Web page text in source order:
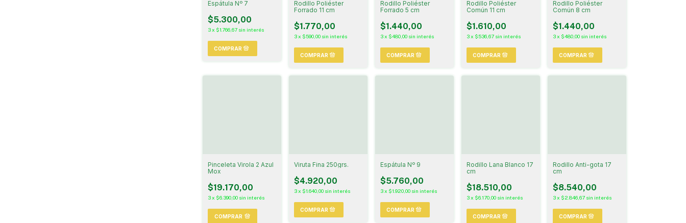
Espátula Nº 7
$5.300,00
3x $1.766,67 sin interés
Rodillo Poliéster
Forrado 11 cm
$1.770,00
3x $590,00 sin interés
Rodillo Poliéster
Forrado 5 cm
$1.440,00
3x $480,00 sin interés
Rodillo Poliéster
Común 11 cm
$1.610,00
3x $536,67 sin interés
Rodillo Poliéster
Común 8 cm
$1.440,00
3x $480,00 sin interés
Pinceleta Virola 2 Azul
Mox
$19.170,00
3x $6.390,00 sin interés
COMPRAR
Viruta Fina 250grs.
$4.920,00
3x $1.640,00 sin interés
Espátula Nº 9
$5.760,00
3x $1.920,00 sin interés
Rodillo Lana Blanco 17
cm
$18.510,00
3x $6.170,00 sin interés
Rodillo Anti-gota 17
cm
$8.540,00
3x $2.846,67 sin interés